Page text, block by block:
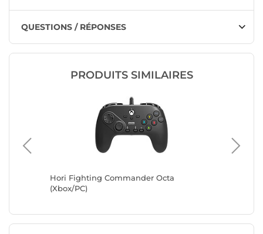
QUESTIONS / RÉPONSES
PRODUITS SIMILAIRES
Hori Fighting Commander Octa
(Xbox/PC)